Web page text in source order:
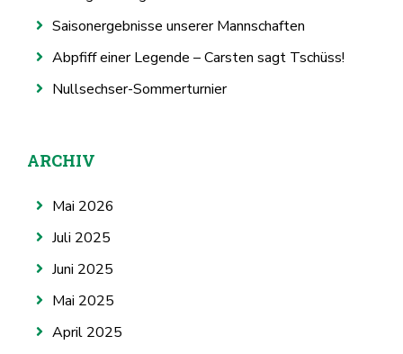
Saisonergebnisse unserer Mannschaften
Abpfiff einer Legende – Carsten sagt Tschüss!
Nullsechser-Sommerturnier
ARCHIV
Mai 2026
Juli 2025
Juni 2025
Mai 2025
April 2025